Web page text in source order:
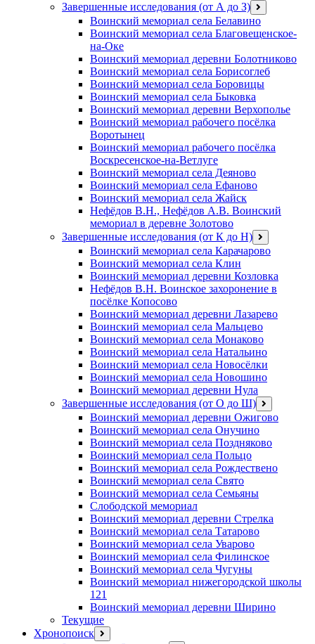
Завершенные исследования (от А до З) открыть
меню
Воинский мемориал села Белавино
Воинский мемориал села Благовещенское-
на-Оке
Воинский мемориал деревни Болотниково
Воинский мемориал села Борисоглеб
Воинский мемориал села Боровицы
Воинский мемориал села Быковка
Воинский мемориал деревни Верхополье
Воинский мемориал рабочего посёлка
Воротынец
Воинский мемориал рабочего посёлка
Воскресенское-на-Ветлуге
Воинский мемориал села Деяново
Воинский мемориал села Ефаново
Воинский мемориал села Жайск
Нефёдов В.Н., Нефёдов А.В. Воинский
мемориал в деревне Золотово
Завершенные исследования (от К до Н) открыть
меню
Воинский мемориал села Карачарово
Воинский мемориал села Клин
Воинский мемориал деревни Козловка
Нефёдов В.Н. Воинское захоронение в
посёлке Копосово
Воинский мемориал деревни Лазарево
Воинский мемориал села Мальцево
Воинский мемориал села Монаково
Воинский мемориал села Натальино
Воинский мемориал села Новосёлки
Воинский мемориал села Новошино
Воинский мемориал деревни Нула
Завершенные исследования (от О до Ш) открыть
меню
Воинский мемориал деревни Ожигово
Воинский мемориал села Онучино
Воинский мемориал села Поздняково
Воинский мемориал села Польцо
Воинский мемориал села Рождествено
Воинский мемориал села Свято
Воинский мемориал села Семьяны
Слободской мемориал
Воинский мемориал деревни Стрелка
Воинский мемориал села Татарово
Воинский мемориал села Уварово
Воинский мемориал села Филинское
Воинский мемориал села Чугуны
Воинский мемориал нижегородской школы
121
Воинский мемориал деревни Ширино
Текущие
Хронопоиск открыть